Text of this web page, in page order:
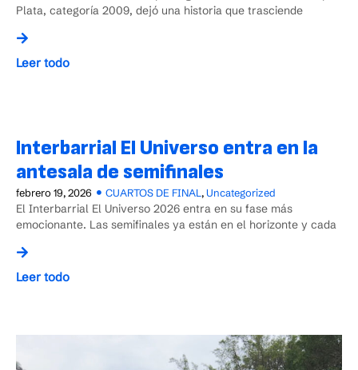
Plata, categoría 2009, dejó una historia que trasciende
Leer todo
Interbarrial El Universo entra en la
antesala de semifinales
febrero 19, 2026 CUARTOS DE FINAL,Uncategorized
El Interbarrial El Universo 2026 entra en su fase más
emocionante. Las semifinales ya están en el horizonte y cada
Leer todo